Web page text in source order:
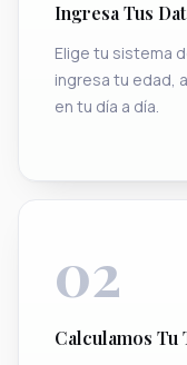
Ingresa Tus
Elige tu sistema
ingresa tu edad,
en tu día a día.
02
Calculamos Tu